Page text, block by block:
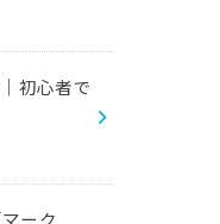
初心者で
ーク